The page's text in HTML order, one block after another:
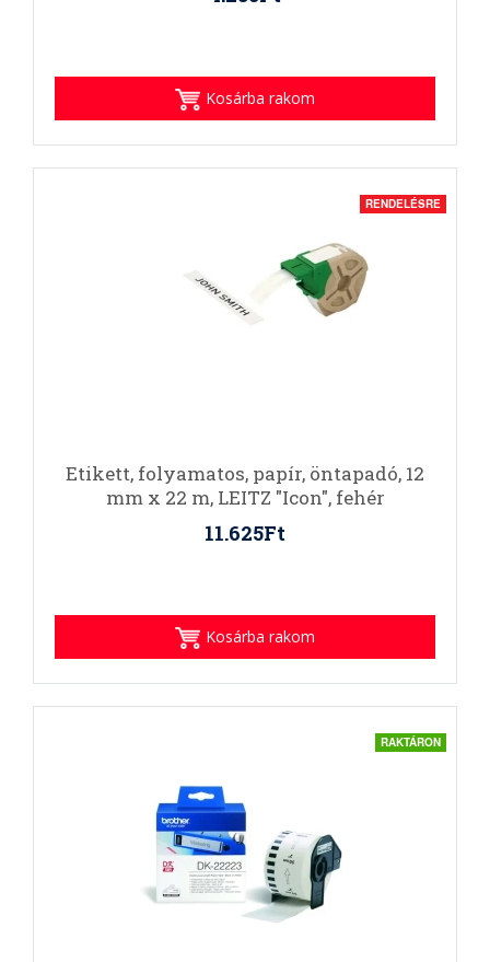
Kosárba rakom
RENDELÉSRE
Etikett, folyamatos, papír, öntapadó, 12
mm x 22 m, LEITZ "Icon", fehér
11.625Ft
Kosárba rakom
RAKTÁRON